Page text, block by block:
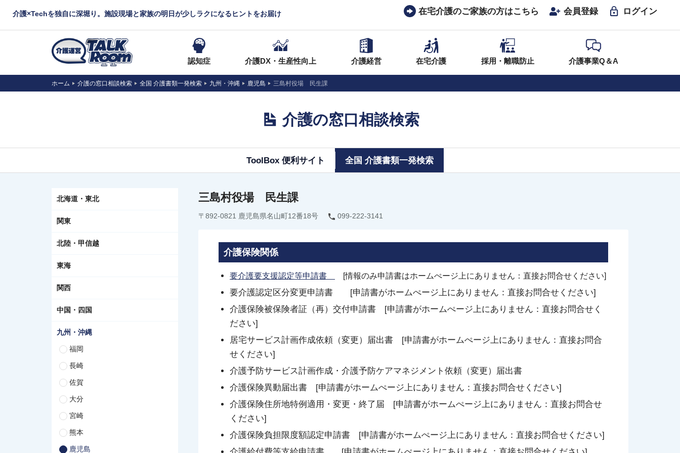
介護×Techを独自に深堀り。施設現場と家族の明日が少しラクになるヒントをお届け 在宅介護のご家族の方はこちら 会員登録 ログイン
認知症 介護DX・生産性向上 介護経営 在宅介護 採用・離職防止 介護事業Q＆A
ホーム 介護の窓口相談検索 全国 介護書類一発検索 九州・沖縄 鹿児島 三島村役場 民生課
介護の窓口相談検索
ToolBox 便利サイト 全国 介護書類一発検索
北海道・東北
関東
北陸・甲信越
東海
関西
中国・四国
九州・沖縄
福岡
長崎
佐賀
大分
宮崎
熊本
鹿児島
三島村役場 民生課
〒892-0821 鹿児島県名山町12番18号 099-222-3141
介護保険関係
要介護要支援認定等申請書 [情報のみ申請書はホームぺージ上にありません：直接お問合せください]
要介護認定区分変更申請書 [申請書がホームぺージ上にありません：直接お問合せください]
介護保険被保険者証（再）交付申請書 [申請書がホームぺージ上にありません：直接お問合せく
ださい]
居宅サービス計画作成依頼（変更）届出書 [申請書がホームぺージ上にありません：直接お問合
せください]
介護予防サービス計画作成・介護予防ケアマネジメント依頼（変更）届出書
介護保険異動届出書 [申請書がホームぺージ上にありません：直接お問合せください]
介護保険住所地特例適用・変更・終了届 [申請書がホームぺージ上にありません：直接お問合せ
ください]
介護保険負担限度額認定申請書 [申請書がホームぺージ上にありません：直接お問合せください]